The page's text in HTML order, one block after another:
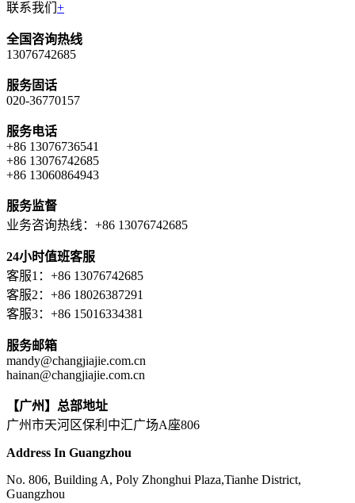
联系我们 +
全国咨询热线
13076742685
服务固话
020-36770157
服务电话
+86 13076736541
+86 13076742685
+86 13060864943
服务监督
业务咨询热线：+86 13076742685
24小时值班客服
客服1：+86 13076742685
客服2：+86 18026387291
客服3：+86 15016334381
服务邮箱
mandy@changjiajie.com.cn
hainan@changjiajie.com.cn
【广州】总部地址
广州市天河区保利中汇广场A座806
Address In Guangzhou
No. 806, Building A, Poly Zhonghui Plaza,Tianhe District,
Guangzhou